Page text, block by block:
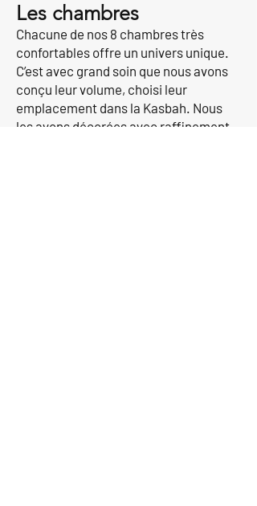
Les chambres
Chacune de nos 8 chambres très
confortables offre un univers unique.
C’est avec grand soin que nous avons
conçu leur volume, choisi leur
emplacement dans la Kasbah. Nous
les avons décorées avec raffinement